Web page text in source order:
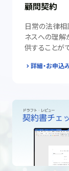
顧問契約
日常の法律相
ネスへの理解
供することが
詳細・お申込